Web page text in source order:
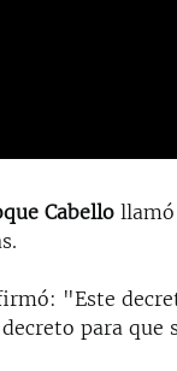
Cabello
"Este
para que